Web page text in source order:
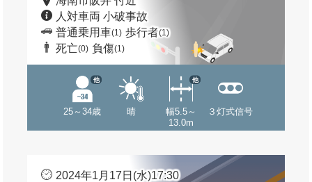
人対車両 小破事故
普通乗用車(1) 歩行者(1)
死亡(0) 負傷(1)
25～34歳
他
晴
幅5.5～
13.0m
他
３灯式信号
2024年1月17日(水)17:30